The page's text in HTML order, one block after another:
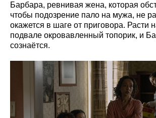
Барбара, ревнивая жена, которая
чтобы подозрение пало на мужа, не
окажется в шаге от приговора. Расти
подвале окровавленный топорик, и
сознаётся.